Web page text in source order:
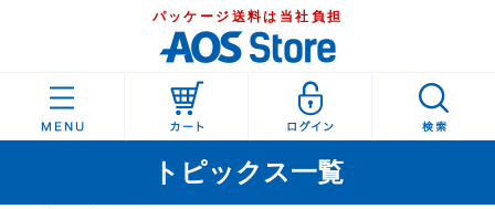
パッケージ送料は当社負担
トピックス一覧